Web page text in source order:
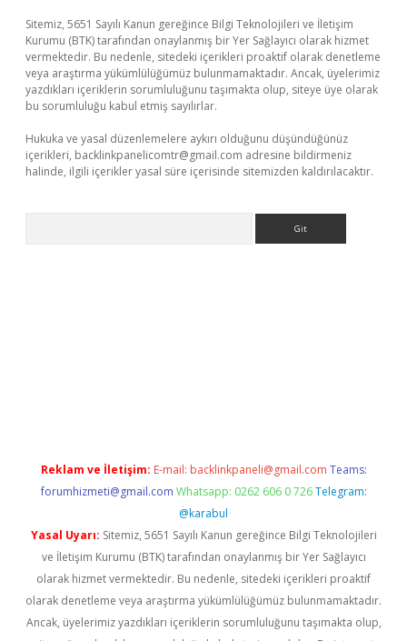
Sitemiz, 5651 Sayılı Kanun gereğince Bilgi Teknolojileri ve İletişim
Kurumu (BTK) tarafından onaylanmış bir Yer Sağlayıcı olarak hizmet
vermektedir. Bu nedenle, sitedeki içerikleri proaktif olarak denetleme
veya araştırma yükümlülüğümüz bulunmamaktadır. Ancak, üyelerimiz
yazdıkları içeriklerin sorumluluğunu taşımakta olup, siteye üye olarak
bu sorumluluğu kabul etmiş sayılırlar.
Hukuka ve yasal düzenlemelere aykırı olduğunu düşündüğünüz
içerikleri, backlinkpanelicomtr@gmail.com adresine bildirmeniz
halinde, ilgili içerikler yasal süre içerisinde sitemizden kaldırılacaktır.
Reklam ve İletişim: E-mail: backlinkpaneli@gmail.com Teams:
forumhizmeti@gmail.com Whatsapp: 0262 606 0 726 Telegram:
@karabul
Yasal Uyarı: Sitemiz, 5651 Sayılı Kanun gereğince Bilgi Teknolojileri
ve İletişim Kurumu (BTK) tarafından onaylanmış bir Yer Sağlayıcı
olarak hizmet vermektedir. Bu nedenle, sitedeki içerikleri proaktif
olarak denetleme veya araştırma yükümlülüğümüz bulunmamaktadır.
Ancak, üyelerimiz yazdıkları içeriklerin sorumluluğunu taşımakta olup,